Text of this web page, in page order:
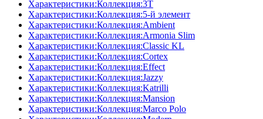
Характеристики:Коллекция:3T
Характеристики:Коллекция:5-й элемент
Характеристики:Коллекция:Ambient
Характеристики:Коллекция:Armonia Slim
Характеристики:Коллекция:Classic KL
Характеристики:Коллекция:Cortex
Характеристики:Коллекция:Effect
Характеристики:Коллекция:Jazzy
Характеристики:Коллекция:Katrilli
Характеристики:Коллекция:Mansion
Характеристики:Коллекция:Marco Polo